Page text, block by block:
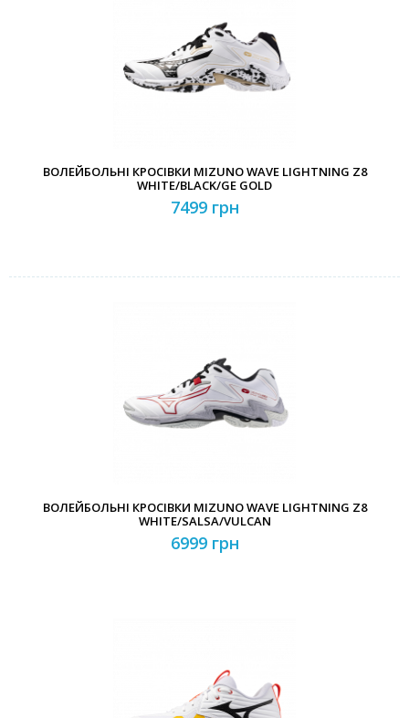
ВОЛЕЙБОЛЬНІ КРОСІВКИ MIZUNO WAVE LIGHTNING Z8
WHITE/BLACK/GE GOLD
7499 грн
ВОЛЕЙБОЛЬНІ КРОСІВКИ MIZUNO WAVE LIGHTNING Z8
WHITE/SALSA/VULCAN
6999 грн